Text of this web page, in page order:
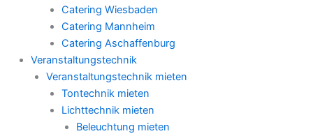
Catering Wiesbaden
Catering Mannheim
Catering Aschaffenburg
Veranstaltungstechnik
Veranstaltungstechnik mieten
Tontechnik mieten
Lichttechnik mieten
Beleuchtung mieten